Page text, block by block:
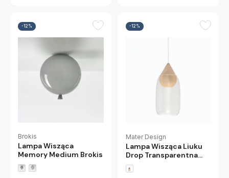
-12%
Brokis
Lampa Wisząca
Memory Medium Brokis
-12%
Mater Design
Lampa Wisząca Liuku
Drop Transparentna
Mater